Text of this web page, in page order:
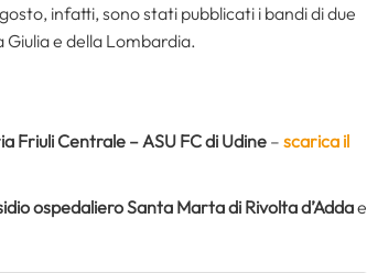
infatti, sono stati pubblicati i bandi di due
e della Lombardia.
Friuli Centrale – ASU FC di Udine– scarica il
ospedaliero Santa Marta di Rivolta d’Addae